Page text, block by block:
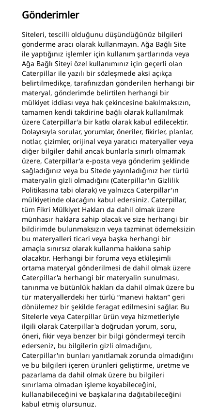
Gönderimler
Siteleri, tescilli olduğunu düşündüğünüz bilgileri
gönderme aracı olarak kullanmayın. Ağa Bağlı Site
ile yaptığınız işlemler için kullanım şartlarında veya
Ağa Bağlı Siteyi özel kullanımınız için geçerli olan
Caterpillar ile yazılı bir sözleşmede aksi açıkça
belirtilmedikçe, tarafınızdan gönderilen herhangi bir
materyal, gönderimde belirtilen herhangi bir
mülkiyet iddiası veya hak çekincesine bakılmaksızın,
tamamen kendi takdirine bağlı olarak kullanılmak
üzere Caterpillar'a bir katkı olarak kabul edilecektir.
Dolayısıyla sorular, yorumlar, öneriler, fikirler, planlar,
notlar, çizimler, orijinal veya yaratıcı materyaller veya
diğer bilgiler dahil ancak bunlarla sınırlı olmamak
üzere, Caterpillar'a e-posta veya gönderim şeklinde
sağladığınız veya bu Sitede yayınladığınız her türlü
materyalin gizli olmadığını (Caterpillar'ın Gizlilik
Politikasına tabi olarak) ve yalnızca Caterpillar'ın
mülkiyetinde olacağını kabul edersiniz. Caterpillar,
tüm Fikri Mülkiyet Hakları da dahil olmak üzere
münhasır haklara sahip olacak ve size herhangi bir
bildirimde bulunmaksızın veya tazminat ödemeksizin
bu materyalleri ticari veya başka herhangi bir
amaçla sınırsız olarak kullanma hakkına sahip
olacaktır. Herhangi bir foruma veya etkileşimli
ortama materyal gönderilmesi de dahil olmak üzere
Caterpillar'a herhangi bir materyalin sunulması,
tanınma ve bütünlük hakları da dahil olmak üzere bu
tür materyallerdeki her türlü “manevi haktan” geri
dönülemez bir şekilde feragat edilmesini sağlar. Bu
Sitelerle veya Caterpillar ürün veya hizmetleriyle
ilgili olarak Caterpillar'a doğrudan yorum, soru,
öneri, fikir veya benzer bir bilgi göndermeyi tercih
ederseniz, bu bilgilerin gizli olmadığını,
Caterpillar'ın bunları yanıtlamak zorunda olmadığını
ve bu bilgileri içeren ürünleri geliştirme, üretme ve
pazarlama da dahil olmak üzere bu bilgileri
sınırlama olmadan işleme koyabileceğini,
kullanabileceğini ve başkalarına dağıtabileceğini
kabul etmiş olursunuz.